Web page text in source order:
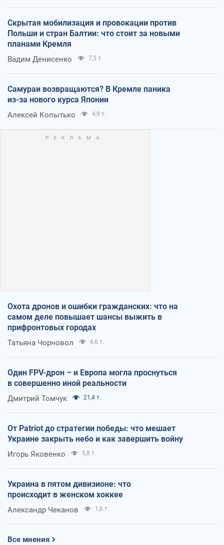
Скрытая мобилизация и провокации против
Польши и стран Балтии: что стоит за новыми
планами Кремля
Вадим Денисенко 7,5 т.
Самураи возвращаются? В Кремле паника
из-за нового курса Японии
Алексей Копытько 4,9 т.
Охота дронов и ошибки гражданских: что на
самом деле повышает шансы выжить в
прифронтовых городах
Татьяна Чорновол 6,6 т.
Один FPV-дрон – и Европа могла проснуться
в совершенно иной реальности
Дмитрий Томчук 21,4 т.
От Patriot до стратегии победы: что мешает
Украине закрыть небо и как завершить войну
Игорь Яковенко 5,8 т.
Украина в пятом дивизионе: что
происходит в женском хоккее
Александр Чеканов 1,6 т.
Все мнения